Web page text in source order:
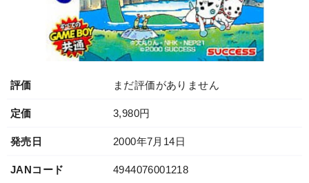
評価 まだ評価がありません
定価 3,980円
発売日 2000年7月14日
JANコード 4944076001218